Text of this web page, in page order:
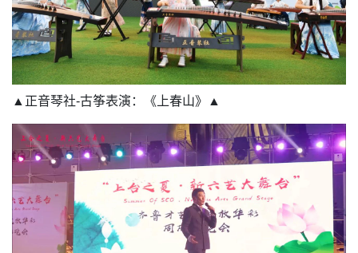
▲正音琴社-古筝表演：《上春山》▲